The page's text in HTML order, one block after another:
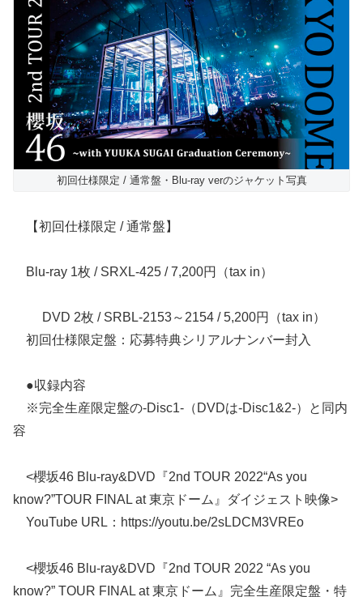
初回仕様限定 / 通常盤・Blu-ray verのジャケット写真
【初回仕様限定 / 通常盤】
Blu-ray 1枚 / SRXL-425 / 7,200円（tax in）
DVD 2枚 / SRBL-2153～2154 / 5,200円（tax in）
初回仕様限定盤：応募特典シリアルナンバー封入
●収録内容
※完全生産限定盤の-Disc1-（DVDは-Disc1&2-）と同内
容
<櫻坂46 Blu-ray&DVD『2nd TOUR 2022“As you
know?”TOUR FINAL at 東京ドーム』ダイジェスト映像>
YouTube URL：https://youtu.be/2sLDCM3VREo
<櫻坂46 Blu-ray&DVD『2nd TOUR 2022 “As you
know?” TOUR FINAL at 東京ドーム』完全生産限定盤・特